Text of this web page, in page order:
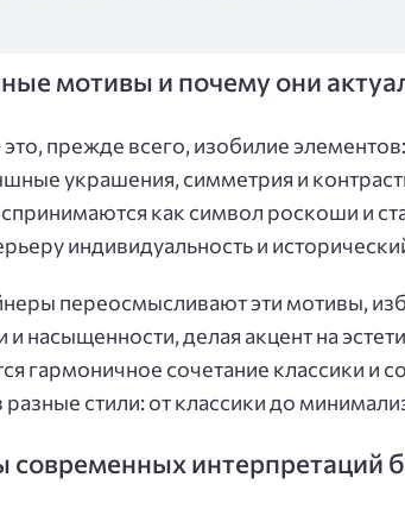
мотивы и почему они
прежде всего, изобилие
украшения, симметрия и
как символ роскоши и
индивидуальность и
переосмысливают эти мотивы,
насыщенности, делая акцент на
гармоничное сочетание классики и
разные стили: от классики до
современных интерпретаций